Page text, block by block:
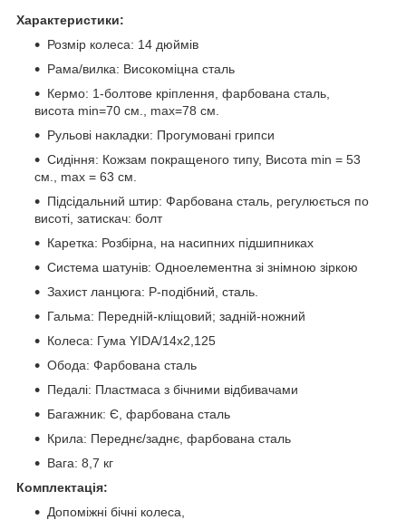
Характеристики:
Розмір колеса: 14 дюймів
Рама/вилка: Високоміцна сталь
Кермо: 1-болтове кріплення, фарбована сталь,
висота min=70 см., max=78 см.
Рульові накладки: Прогумовані грипси
Сидіння: Кожзам покращеного типу, Висота min = 53
см., max = 63 см.
Підсідальний штир: Фарбована сталь, регулюється по
висоті, затискач: болт
Каретка: Розбірна, на насипних підшипниках
Система шатунів: Одноелементна зі знімною зіркою
Захист ланцюга: Р-подібний, сталь.
Гальма: Передній-кліщовий; задній-ножний
Колеса: Гума YIDA/14х2,125
Обода: Фарбована сталь
Педалі: Пластмаса з бічними відбивачами
Багажник: Є, фарбована сталь
Крила: Переднє/заднє, фарбована сталь
Вага: 8,7 кг
Комплектація:
Допоміжні бічні колеса,